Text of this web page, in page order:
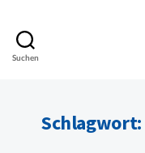
Suchen
Schlagwort: